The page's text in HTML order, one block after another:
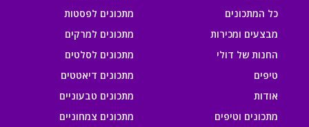
כל המתכונים
מבצעים ומכירות
החנות של דולי
טיפים
אודות
מתכונים וטיפים
מתכונים לפסטות
מתכונים למרקים
מתכונים לסלטים
מתכונים דיאטטים
מתכונים טבעוניים
מתכונים צמחוניים